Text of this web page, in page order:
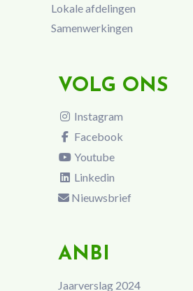
Lokale afdelingen
Samenwerkingen
VOLG ONS
Instagram
Facebook
Youtube
Linkedin
Nieuwsbrief
ANBI
Jaarverslag 2024